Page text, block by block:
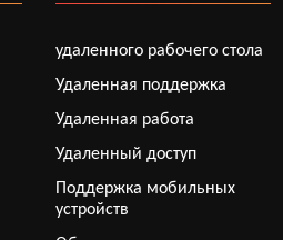
удаленного рабочего стола
Удаленная поддержка
Удаленная работа
Удаленный доступ
Поддержка мобильных
устройств